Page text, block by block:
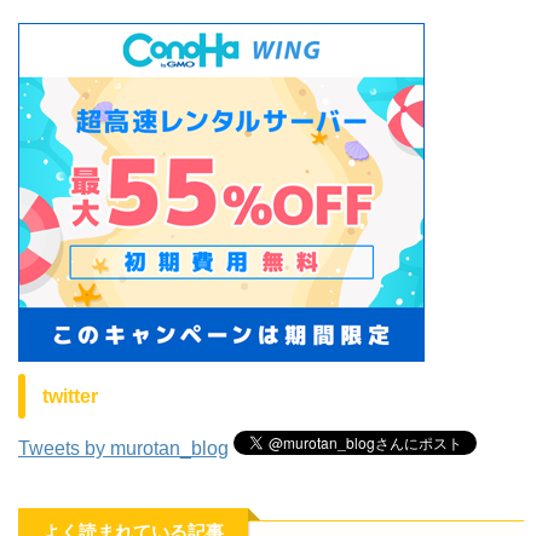
twitter
Tweets by murotan_blog
よく読まれている記事